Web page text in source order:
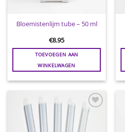
Bloemistenlijm tube – 50 ml
€8.95
TOEVOEGEN AAN
WINKELWAGEN
Toevoegen
aan
wenslijst